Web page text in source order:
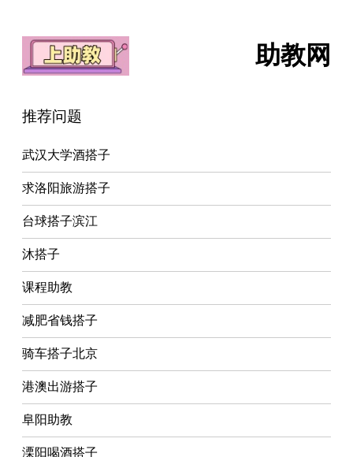
助教网
推荐问题
武汉大学酒搭子
求洛阳旅游搭子
台球搭子滨江
沐搭子
课程助教
减肥省钱搭子
骑车搭子北京
港澳出游搭子
阜阳助教
溧阳喝酒搭子